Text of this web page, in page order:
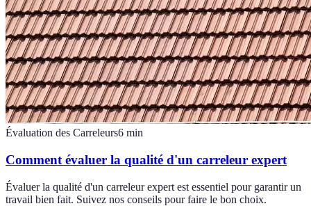
Évaluation des Carreleurs6 min
Comment évaluer la qualité d'un carreleur expert
Évaluer la qualité d'un carreleur expert est essentiel pour garantir un
travail bien fait. Suivez nos conseils pour faire le bon choix.